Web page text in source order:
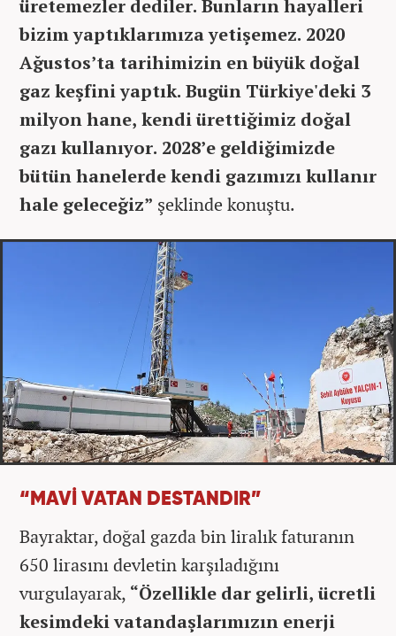
üretemezler dediler. Bunların hayalleri
bizim yaptıklarımıza yetişemez. 2020
Ağustos’ta tarihimizin en büyük doğal
gaz keşfini yaptık. Bugün Türkiye'deki 3
milyon hane, kendi ürettiğimiz doğal
gazı kullanıyor. 2028’e geldiğimizde
bütün hanelerde kendi gazımızı kullanır
hale geleceğiz” şeklinde konuştu.
“MAVİ VATAN DESTANDIR”
Bayraktar, doğal gazda bin liralık faturanın
650 lirasını devletin karşıladığını
vurgulayarak, “Özellikle dar gelirli, ücretli
kesimdeki vatandaşlarımızın enerji